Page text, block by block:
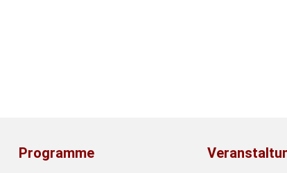
Programme